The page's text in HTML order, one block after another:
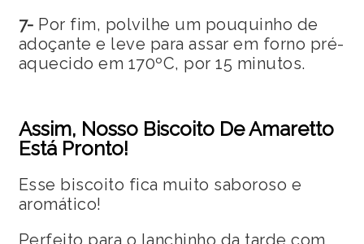
7- Por fim, polvilhe um pouquinho de
adoçante e leve para assar em forno pré-
aquecido em 170ºC, por 15 minutos.
Assim, Nosso Biscoito De Amaretto
Está Pronto!
Esse biscoito fica muito saboroso e
aromático!
Perfeito para o lanchinho da tarde com